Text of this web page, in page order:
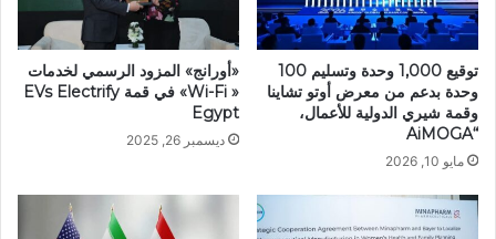
توقيع 1,000 وحدة وتسليم 100
وحدة بدعم من معرض أوتو تشاينا
وقمة شيري الدولية للأعمال،
“AiMOGA
مايو 10, 2026
«أورانج» المزود الرسمي لخدمات
« Wi-Fi» في قمة EVs Electrify
Egypt
ديسمبر 26, 2025